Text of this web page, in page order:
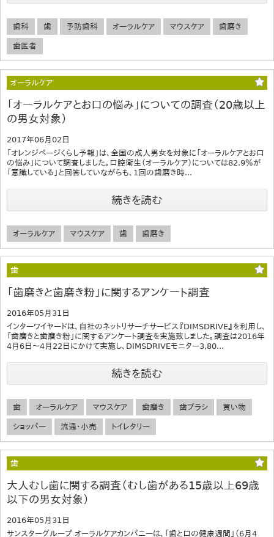
歯科 歯 予防歯科 オーラルケア マウスケア 歯磨き
歯医者
オーラルケア
「オーラルケアとお口の悩み」についての調査（20歳以上
の男女対象）
2017年06月02日
「オレンジページくらし予報」は、全国の成人男女を対象に「オーラルケアとお口
の悩み」について調査しました。口腔衛生（オーラルケア）については82.9％が
「意識している」と回答していながらも、1回の歯磨き時...
続きを読む
オーラルケア マウスケア 歯 歯磨き
歯
「歯磨きと歯磨き粉」に関するアンケート調査
2016年05月31日
インターワイヤードは、自社のネットリサーチサービス『DIMSDRIVE』を利用し、
「歯磨きと歯磨き粉」に関するアンケート調査を実施致しました。調査は2016年
4月6日～4月22日にかけて実施し、DIMSDRIVEモニター3,80...
続きを読む
歯 オーラルケア マウスケア 歯磨き 歯ブラシ 買い物
ショッパー 流通・小売 トイレタリー
歯
大人むし歯に関する調査（むし歯がある15歳以上69歳
以下の男女対象）
2016年05月31日
サンスターグループ オーラルケアカンパニーは、「歯と口の健康週間」（6月4